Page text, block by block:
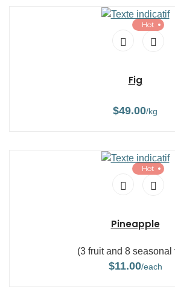
Hot
Fig
$49.00/kg
Hot
Pineapple
(3 fruit and 8 seasonal
$11.00/each